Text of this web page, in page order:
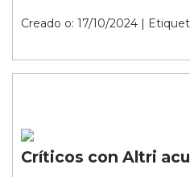
Creado o: 17/10/2024 |
Críticos con Altri